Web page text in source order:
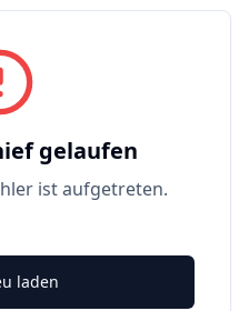
gelaufen
ist aufgetreten.
laden